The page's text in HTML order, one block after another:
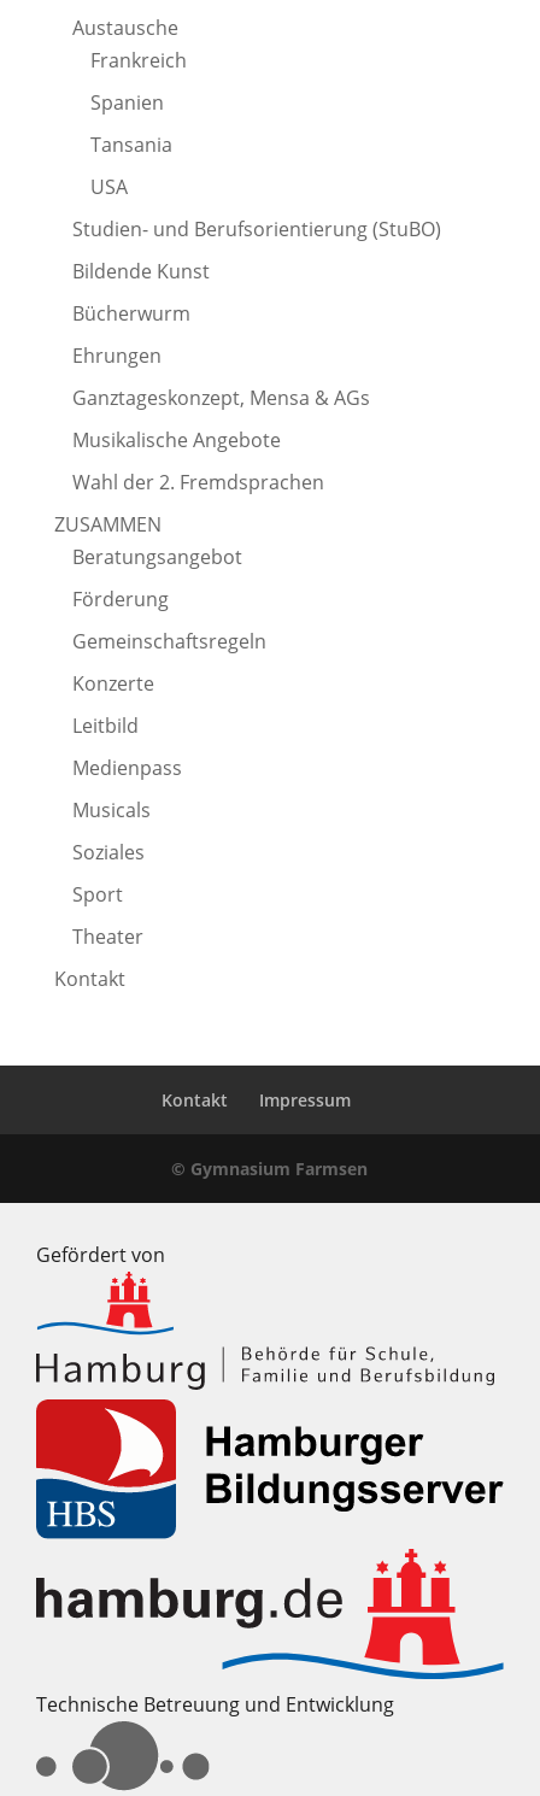
Austausche
Frankreich
Spanien
Tansania
USA
Studien- und Berufsorientierung (StuBO)
Bildende Kunst
Bücherwurm
Ehrungen
Ganztageskonzept, Mensa & AGs
Musikalische Angebote
Wahl der 2. Fremdsprachen
ZUSAMMEN
Beratungsangebot
Förderung
Gemeinschaftsregeln
Konzerte
Leitbild
Medienpass
Musicals
Soziales
Sport
Theater
Kontakt
Kontakt Impressum
© Gymnasium Farmsen
Gefördert von
Technische Betreuung und Entwicklung